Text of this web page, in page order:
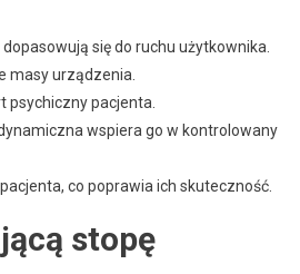
się do ruchu użytkownika.
masy urządzenia.
pacjenta.
wspiera go w kontrolowany
co poprawia ich skuteczność.
stopę